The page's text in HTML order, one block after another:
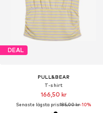
DEAL
PULL&BEAR
T-shirt
166,50 kr
Senaste lägsta pris:185,00 kr-10%